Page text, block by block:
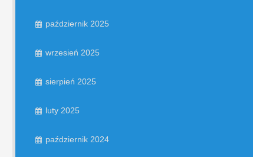
październik 2025
wrzesień 2025
sierpień 2025
luty 2025
październik 2024